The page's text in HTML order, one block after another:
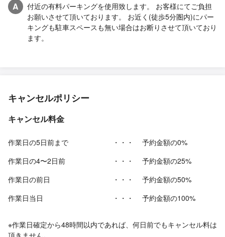
A
付近の有料パーキングを使用致します。 お客様にてご負担
お願いさせて頂いております。 お近く(徒歩5分圏内)にパー
キングも駐車スペースも無い場合はお断りさせて頂いており
ます。
キャンセルポリシー
キャンセル料金
作業日の5日前まで ・・・
予約金額の0%
作業日の4〜2日前
・・・
予約金額の25%
作業日の前日
・・・
予約金額の50%
作業日当日
・・・ 予約金額の100%
※作業日確定から48時間以内であれば、何日前でもキャンセル料は
頂きません。